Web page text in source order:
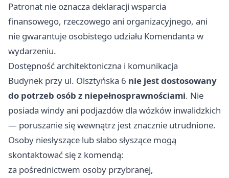
Patronat nie oznacza deklaracji wsparcia
finansowego, rzeczowego ani organizacyjnego, ani
nie gwarantuje osobistego udziału Komendanta w
wydarzeniu.
Dostępność architektoniczna i komunikacja
Budynek przy ul. Olsztyńska 6 nie jest dostosowany
do potrzeb osób z niepełnosprawnościami. Nie
posiada windy ani podjazdów dla wózków inwalidzkich
— poruszanie się wewnątrz jest znacznie utrudnione.
Osoby niesłyszące lub słabo słyszące mogą
skontaktować się z komendą:
za pośrednictwem osoby przybranej,